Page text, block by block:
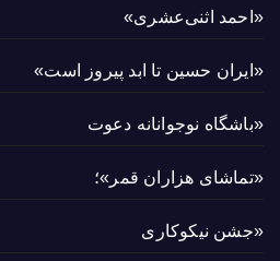
«احمد اثنی‌عشری»
«ایران حسین تا ابد پیروز است»
«باشگاه نوجوانانه دعوت
«تماشای هزاران قمر»؛
«جشن نیکوکاری